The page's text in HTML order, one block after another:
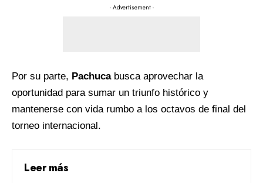
- Advertisement -
Por su parte, Pachucabusca aprovechar la
oportunidad para sumar un triunfo histórico y
mantenerse con vida rumbo a los octavos de final del
torneo internacional.
Leer más